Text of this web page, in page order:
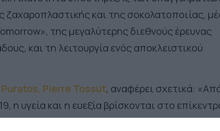
ζαχαροπλαστικής και της σοκολατοποιίας,
της μεγαλύτερης διεθνούς έρευνας
και τη λειτουργία ενός αποκλειστικού
Pierre Tossut, αναφέρει σχετικά:
η υγεία και η ευεξία βρίσκονται στο
μας. Από τα πρώτα κιόλας χρόνια της